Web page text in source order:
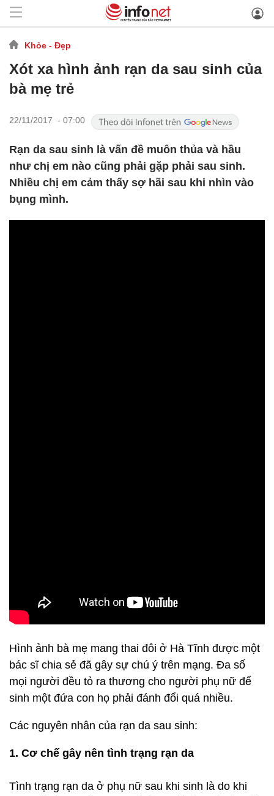
Khỏe - Đẹp
Xót xa hình ảnh rạn da sau sinh của
bà mẹ trẻ
22/11/2017 - 07:00
Rạn da sau sinh là vấn đề muôn thủa và hầu
như chị em nào cũng phải gặp phải sau sinh.
Nhiều chị em cảm thấy sợ hãi sau khi nhìn vào
bụng mình.
Hình ảnh bà mẹ mang thai đôi ở Hà Tĩnh được một
bác sĩ chia sẻ đã gây sự chú ý trên mạng. Đa số
mọi người đều tỏ ra thương cho người phụ nữ để
sinh một đứa con họ phải đánh đổi quá nhiều.
Các nguyên nhân của rạn da sau sinh:
1. Cơ chế gây nên tình trạng rạn da
Tình trạng rạn da ở phụ nữ sau khi sinh là do khi